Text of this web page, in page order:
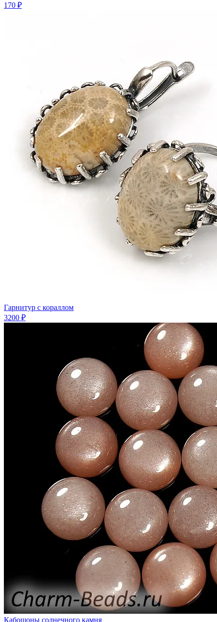
170 ₽
Гарнитур с кораллом
3200 ₽
Кабошоны солнечного камня